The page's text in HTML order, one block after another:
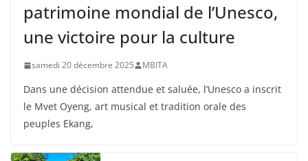
patrimoine mondial de l’Unesco,
une victoire pour la culture
samedi 20 décembre 2025 MBITA
Dans une décision attendue et saluée, l’Unesco a inscrit
le Mvet Oyeng, art musical et tradition orale des
peuples Ekang,